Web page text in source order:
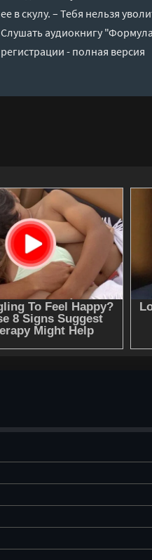
ее в скулу. – Тебя нельзя
Слушать аудиокнигу
регистрации - полная версия